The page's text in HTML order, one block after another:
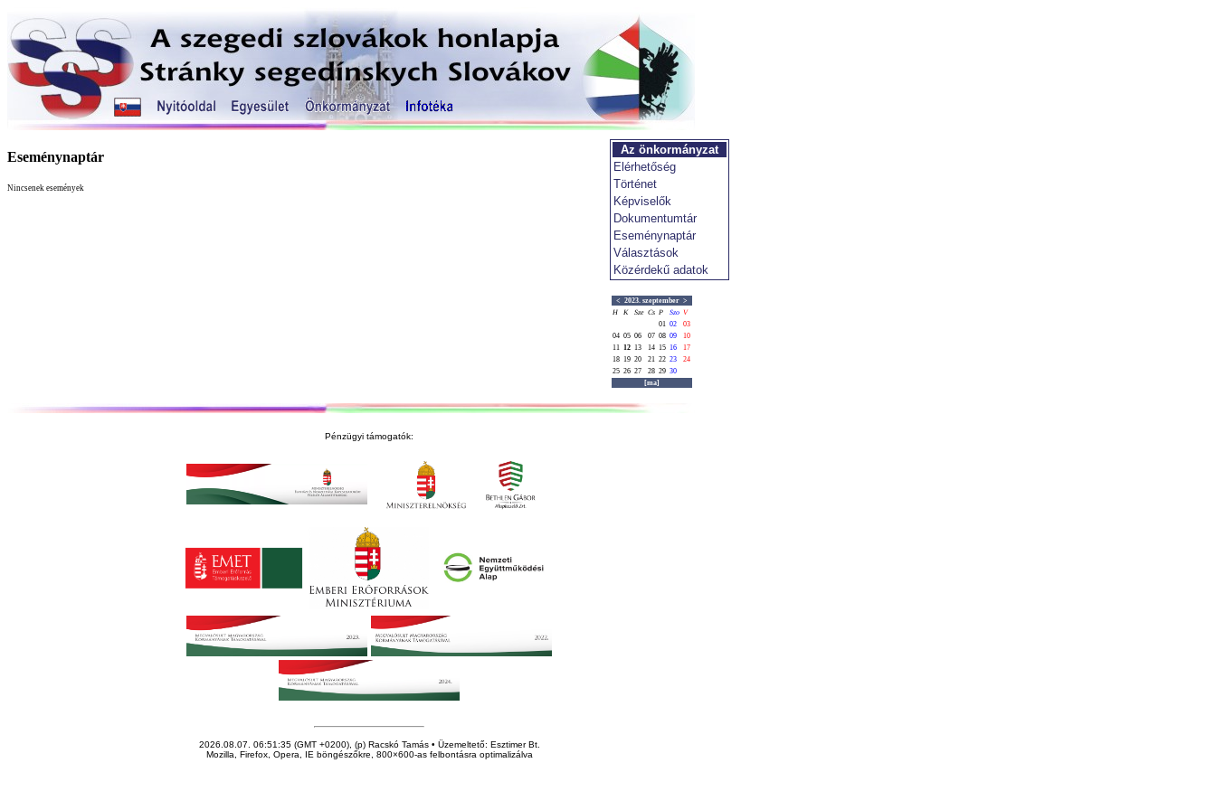
Eseménynaptár
Nincsenek események
Az önkormányzat
Elérhetőség
Történet
Képviselők
Dokumentumtár
Eseménynaptár
Választások
Közérdekű adatok
< 2023. szeptember >
H
K Sze Cs P Szo V
01 02
03
04 05 06 07 08 09
10
11 12 13 14 15 16
17
18 19 20 21 22 23
24
25 26 27 28 29 30
[ma]
Pénzügyi támogatók:
2026.08.07. 06:51:35 (GMT +0200), (p) Racskó Tamás • Üzemeltető: Esztimer Bt.
Mozilla, Firefox, Opera, IE böngészőkre, 800×600-as felbontásra optimalizálva